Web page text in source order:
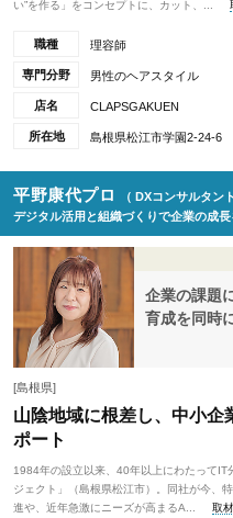
い”を作る」をコンセプトに、カット、...
職種 理容師
専門分野 男性のヘアスタイル
店名 CLAPSGAKUEN
所在地 島根県松江市学園2-
平野康代プロ
（ DXコンサルタン
デジタル活用と組織づくりで企業の成
企業の課題
育成を同時
[島根県]
山陰地域に根差し、中小
ポート
1984年の設立以来、40年以上にわたってIT
ジェクト」（島根県松江市）。同社が今、
進や、近年急激にニーズが高まるA...
取